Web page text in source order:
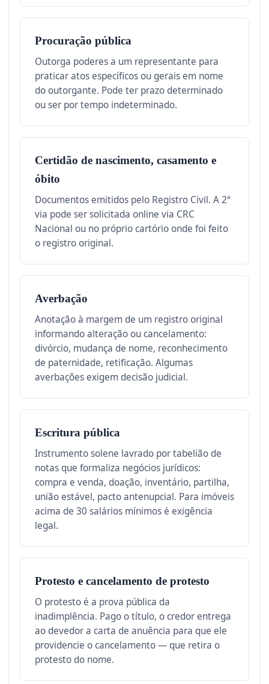
Procuração pública
Outorga poderes a um representante para
praticar atos específicos ou gerais em nome
do outorgante. Pode ter prazo determinado
ou ser por tempo indeterminado.
Certidão de nascimento, casamento e
óbito
Documentos emitidos pelo Registro Civil. A 2ª
via pode ser solicitada online via CRC
Nacional ou no próprio cartório onde foi feito
o registro original.
Averbação
Anotação à margem de um registro original
informando alteração ou cancelamento:
divórcio, mudança de nome, reconhecimento
de paternidade, retificação. Algumas
averbações exigem decisão judicial.
Escritura pública
Instrumento solene lavrado por tabelião de
notas que formaliza negócios jurídicos:
compra e venda, doação, inventário, partilha,
união estável, pacto antenupcial. Para imóveis
acima de 30 salários mínimos é exigência
legal.
Protesto e cancelamento de protesto
O protesto é a prova pública da
inadimplência. Pago o título, o credor entrega
ao devedor a carta de anuência para que ele
providencie o cancelamento — que retira o
protesto do nome.